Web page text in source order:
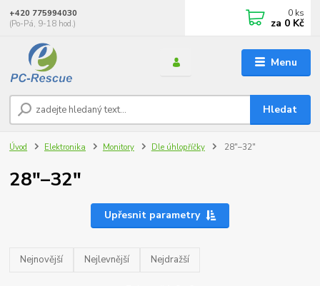
Menu
Hledat
+420 775994030
(Po-Pá, 9-18 hod.)
0 ks
za 0 Kč
Úvod Elektronika Monitory Dle úhlopříčky 28"–32"
28"–32"
Upřesnit parametry
Nejnovější Nejlevnější Nejdražší